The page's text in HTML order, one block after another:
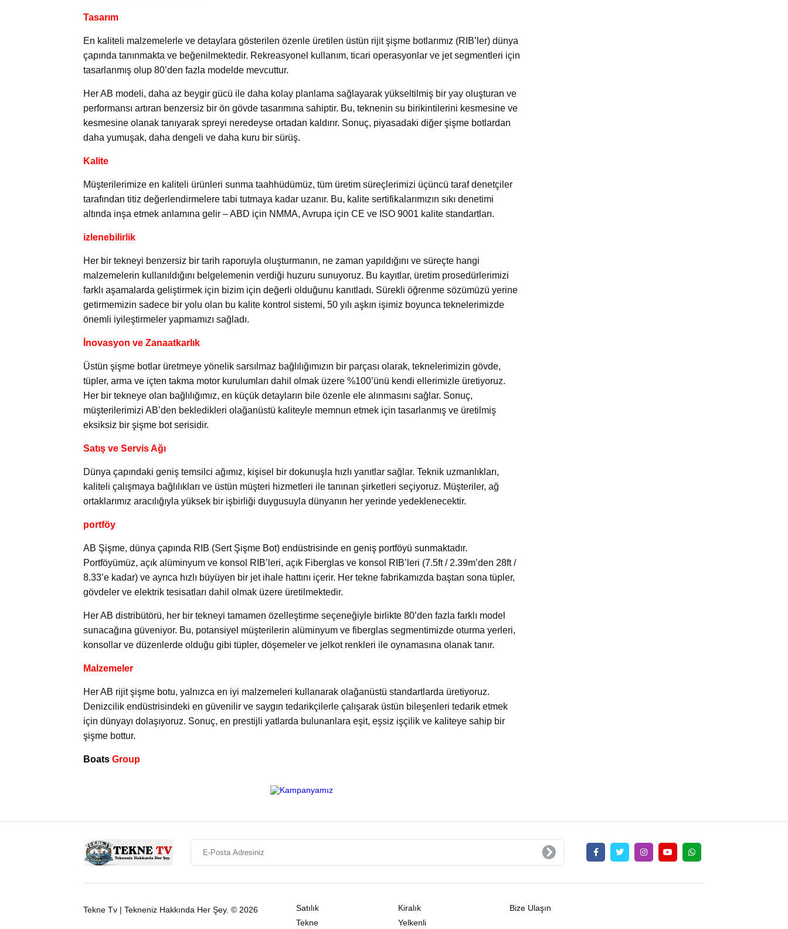
Tasarım
En kaliteli malzemelerle ve detaylara gösterilen özenle üretilen üstün rijit şişme botlarımız (RIB’ler) dünya
çapında tanınmakta ve beğenilmektedir. Rekreasyonel kullanım, ticari operasyonlar ve jet segmentleri için
tasarlanmış olup 80’den fazla modelde mevcuttur.
Her AB modeli, daha az beygir gücü ile daha kolay planlama sağlayarak yükseltilmiş bir yay oluşturan ve
performansı artıran benzersiz bir ön gövde tasarımına sahiptir. Bu, teknenin su birikintilerini kesmesine ve
kesmesine olanak tanıyarak spreyi neredeyse ortadan kaldırır. Sonuç, piyasadaki diğer şişme botlardan
daha yumuşak, daha dengeli ve daha kuru bir sürüş.
Kalite
Müşterilerimize en kaliteli ürünleri sunma taahhüdümüz, tüm üretim süreçlerimizi üçüncü taraf denetçiler
tarafından titiz değerlendirmelere tabi tutmaya kadar uzanır. Bu, kalite sertifikalarımızın sıkı denetimi
altında inşa etmek anlamına gelir – ABD için NMMA, Avrupa için CE ve ISO 9001 kalite standartları.
izlenebilirlik
Her bir tekneyi benzersiz bir tarih raporuyla oluşturmanın, ne zaman yapıldığını ve süreçte hangi
malzemelerin kullanıldığını belgelemenin verdiği huzuru sunuyoruz. Bu kayıtlar, üretim prosedürlerimizi
farklı aşamalarda geliştirmek için bizim için değerli olduğunu kanıtladı. Sürekli öğrenme sözümüzü yerine
getirmemizin sadece bir yolu olan bu kalite kontrol sistemi, 50 yılı aşkın işimiz boyunca teknelerimizde
önemli iyileştirmeler yapmamızı sağladı.
İnovasyon ve Zanaatkarlık
Üstün şişme botlar üretmeye yönelik sarsılmaz bağlılığımızın bir parçası olarak, teknelerimizin gövde,
tüpler, arma ve içten takma motor kurulumları dahil olmak üzere %100’ünü kendi ellerimizle üretiyoruz.
Her bir tekneye olan bağlılığımız, en küçük detayların bile özenle ele alınmasını sağlar. Sonuç,
müşterilerimizi AB’den bekledikleri olağanüstü kaliteyle memnun etmek için tasarlanmış ve üretilmiş
eksiksiz bir şişme bot serisidir.
Satış ve Servis Ağı
Dünya çapındaki geniş temsilci ağımız, kişisel bir dokunuşla hızlı yanıtlar sağlar. Teknik uzmanlıkları,
kaliteli çalışmaya bağlılıkları ve üstün müşteri hizmetleri ile tanınan şirketleri seçiyoruz. Müşteriler, ağ
ortaklarımız aracılığıyla yüksek bir işbirliği duygusuyla dünyanın her yerinde yedeklenecektir.
portföy
AB Şişme, dünya çapında RIB (Sert Şişme Bot) endüstrisinde en geniş portföyü sunmaktadır.
Portföyümüz, açık alüminyum ve konsol RIB’leri, açık Fiberglas ve konsol RIB’leri (7.5ft / 2.39m’den 28ft /
8.33’e kadar) ve ayrıca hızlı büyüyen bir jet ihale hattını içerir. Her tekne fabrikamızda baştan sona tüpler,
gövdeler ve elektrik tesisatları dahil olmak üzere üretilmektedir.
Her AB distribütörü, her bir tekneyi tamamen özelleştirme seçeneğiyle birlikte 80’den fazla farklı model
sunacağına güveniyor. Bu, potansiyel müşterilerin alüminyum ve fiberglas segmentimizde oturma yerleri,
konsollar ve düzenlerde olduğu gibi tüpler, döşemeler ve jelkot renkleri ile oynamasına olanak tanır.
Malzemeler
Her AB rijit şişme botu, yalnızca en iyi malzemeleri kullanarak olağanüstü standartlarda üretiyoruz.
Denizcilik endüstrisindeki en güvenilir ve saygın tedarikçilerle çalışarak üstün bileşenleri tedarik etmek
için dünyayı dolaşıyoruz. Sonuç, en prestijli yatlarda bulunanlara eşit, eşsiz işçilik ve kaliteye sahip bir
şişme bottur.
Boats Group
Tekne Tv | Tekneniz Hakkında Her Şey. © 2026 Satılık
Kiralık
Tekne
Yelkenli
Bize Ulaşın